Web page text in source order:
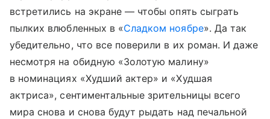
встретились на экране — чтобы опять сыграть
пылких влюбленных в «Сладком ноябре». Да так
убедительно, что все поверили в их роман. И даже
несмотря на обидную «Золотую малину»
в номинациях «Худший актер» и «Худшая
актриса», сентиментальные зрительницы всего
мира снова и снова будут рыдать над печальной